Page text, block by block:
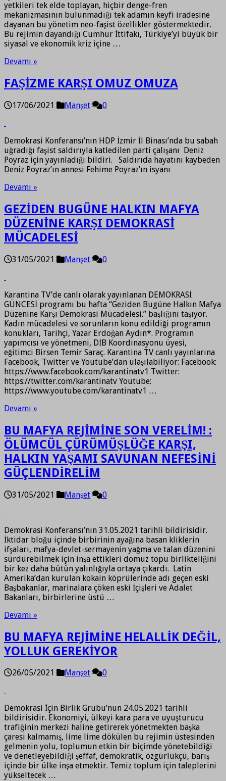
yetkileri tek elde toplayan, hiçbir denge-fren
mekanizmasının bulunmadığı tek adamın keyfi iradesine
dayanan bu yönetim neo-faşist özellikler göstermektedir.
Bu rejimin dayandığı Cumhur İttifakı, Türkiye’yi büyük bir
siyasal ve ekonomik kriz içine …
Devamı »
FAŞİZME KARŞI OMUZ OMUZA
17/06/2021 Manşet 0
Demokrasi Konferansı’nın HDP İzmir İl Binası’nda bu sabah
uğradığı faşist saldırıyla katledilen parti çalışanı Deniz
Poyraz için yayınladığı bildiri. Saldırıda hayatını kaybeden
Deniz Poyraz’ın annesi Fehime Poyraz’ın isyanı
Devamı »
GEZİDEN BUGÜNE HALKIN MAFYA
DÜZENİNE KARŞI DEMOKRASİ
MÜCADELESİ
31/05/2021 Manşet 0
Karantina TV’de canlı olarak yayınlanan DEMOKRASİ
GÜNCESİ programı bu hafta “Geziden Bugüne Halkın Mafya
Düzenine Karşı Demokrasi Mücadelesi.” başlığını taşıyor.
Kadın mücadelesi ve sorunların konu edildiği programın
konukları, Tarihçi, Yazar Erdoğan Aydın*. Programın
yapımcısı ve yönetmeni, DİB Koordinasyonu üyesi,
eğitimci Birsen Temir Saraç. Karantina TV canlı yayınlarına
Facebook, Twitter ve Youtube’dan ulaşılabiliyor: Facebook:
https://www.facebook.com/karantinatv1 Twitter:
https://twitter.com/karantinatv Youtube:
https://www.youtube.com/karantinatv1 …
Devamı »
BU MAFYA REJİMİNE SON VERELİM! :
ÖLÜMCÜL ÇÜRÜMÜŞLÜĞE KARŞI,
HALKIN YAŞAMI SAVUNAN NEFESİNİ
GÜÇLENDİRELİM
31/05/2021 Manşet 0
Demokrasi Konferansı’nın 31.05.2021 tarihli bildirisidir.
İktidar bloğu içinde birbirinin ayağına basan kliklerin
ifşaları, mafya-devlet-sermayenin yağma ve talan düzenini
sürdürebilmek için inşa ettikleri domuz topu birlikteliğini
bir kez daha bütün yalınlığıyla ortaya çıkardı. Latin
Amerika’dan kurulan kokain köprülerinde adı geçen eski
Başbakanlar, marinalara çöken eski İçişleri ve Adalet
Bakanları, birbirlerine üstü …
Devamı »
BU MAFYA REJİMİNE HELALLİK DEĞİL,
YOLLUK GEREKİYOR
26/05/2021 Manşet 0
Demokrasi İçin Birlik Grubu’nun 24.05.2021 tarihli
bildirisidir. Ekonomiyi, ülkeyi kara para ve uyuşturucu
trafiğinin merkezi haline getirerek yönetmekten başka
çaresi kalmamış, lime lime dökülen bu rejimin üstesinden
gelmenin yolu, toplumun etkin bir biçimde yönetebildiği
ve denetleyebildiği şeffaf, demokratik, özgürlükçü, barış
içinde bir ülke inşa etmektir. Temiz toplum için taleplerini
yükseltecek …